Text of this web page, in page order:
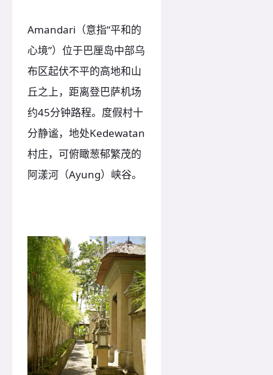
Amandari（意指“平和的
心境”）位于巴厘岛中部乌
布区起伏不平的高地和山
丘之上，距离登巴萨机场
约45分钟路程。度假村十
分静谧，地处Kedewatan
村庄，可俯瞰葱郁繁茂的
阿漾河（Ayung）峡谷。